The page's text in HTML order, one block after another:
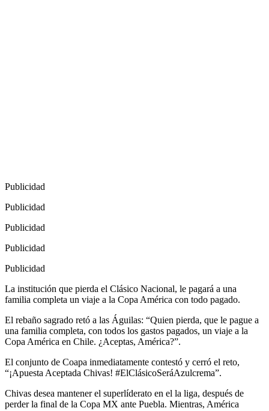
Publicidad
Publicidad
Publicidad
Publicidad
Publicidad
La institución que pierda el Clásico Nacional, le pagará a una
familia completa un viaje a la Copa América con todo pagado.
El rebaño sagrado retó a las Águilas: “Quien pierda, que le pague a
una familia completa, con todos los gastos pagados, un viaje a la
Copa América en Chile. ¿Aceptas, América?”.
El conjunto de Coapa inmediatamente contestó y cerró el reto,
“¡Apuesta Aceptada Chivas! #ElClásicoSeráAzulcrema”.
Chivas desea mantener el superlíderato en el la liga, después de
perder la final de la Copa MX ante Puebla. Mientras, América